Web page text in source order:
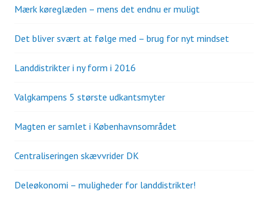
Mærk køreglæden – mens det endnu er muligt
Det bliver svært at følge med – brug for nyt mindset
Landdistrikter i ny form i 2016
Valgkampens 5 største udkantsmyter
Magten er samlet i Københavnsområdet
Centraliseringen skævvrider DK
Deleøkonomi – muligheder for landdistrikter!